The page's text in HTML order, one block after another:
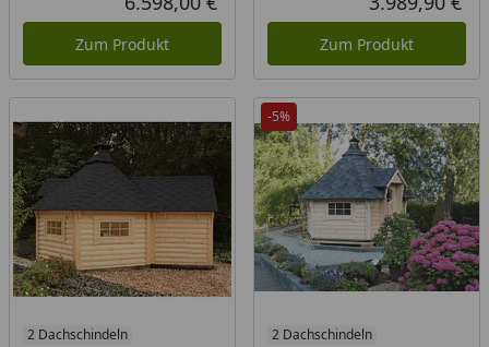
Aktueller Preis
Zum Produkt Zum Produkt
2 Dachschindeln
-5%
2 Dachschindeln